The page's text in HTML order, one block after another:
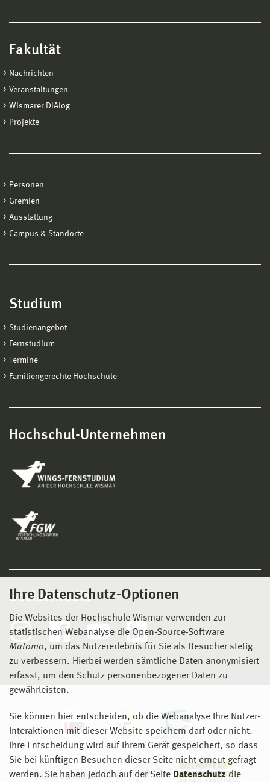
Ihre Datenschutz-Optionen
Die Websites der Hochschule Wismar verwenden zur
statistischen Webanalyse die Open-Source-Software
Matomo, um das Nutzererlebnis für Sie als Besucher stetig
zu verbessern. Hierbei werden sämtliche Daten anonymisiert
erfasst, um den Schutz personenbezogener Daten zu
gewährleisten.
Sie können hier entscheiden, ob die Webanalyse Ihre Nutzer-
Interaktionen mit dieser Website speichern darf oder nicht.
Ihre Entscheidung wird auf ihrem Gerät gespeichert, so dass
Sie bei künftigen Besuchen dieser Seite nicht erneut gefragt
werden. Sie haben jedoch auf der Seite Datenschutz die
Fakultät
Nachrichten
Veranstaltungen
Wismarer DIAlog
Projekte
Personen
Gremien
Ausstattung
Campus & Standorte
Studium
Studienangebot
Fernstudium
Termine
Familiengerechte Hochschule
Hochschul-Unternehmen
Social Media